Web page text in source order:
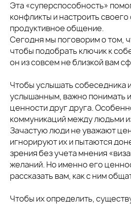
Эта «суперспособность»
конфликты и настроить
продуктивное общение.
Сегодня мы поговорим о том,
чтобы подобрать ключик к
он из совсем не близкой вам
Чтобы услышать собеседника
услышанным, важно понимать
ценности друг друга.
коммуникаций между людьми
Зачастую люди не уважают
игнорируют их и пытаются
зрения без учета мнения
желаний. Но именно его
рассказать вам, как с ним
Чтобы их определить,